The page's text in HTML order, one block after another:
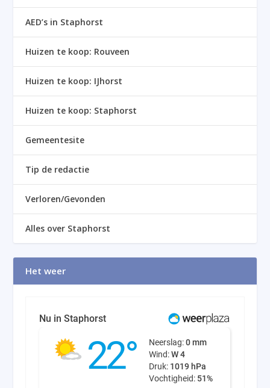
AED’s in Staphorst
Huizen te koop: Rouveen
Huizen te koop: IJhorst
Huizen te koop: Staphorst
Gemeentesite
Tip de redactie
Verloren/Gevonden
Alles over Staphorst
Het weer